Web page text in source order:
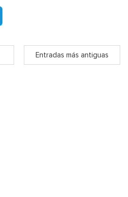
Entradas más antiguas